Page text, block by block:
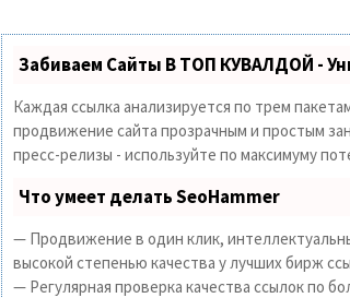
Забиваем Сайты В ТОП КУВАЛДОЙ -
Каждая ссылка анализируется по трем
продвижение сайта прозрачным и простым
пресс-релизы - используйте по максимуму
Что умеет делать SeoHammer
— Продвижение в один клик,
высокой степенью качества у лучших бирж
— Регулярная проверка качества ссылок по